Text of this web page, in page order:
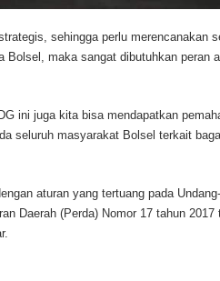
sehingga perlu merencanakan
Bolsel, maka sangat dibutuhkan peran
ini juga kita bisa mendapatkan
seluruh masyarakat Bolsel terkait
aturan yang tertuang pada
Daerah (Perda) Nomor 17 tahun